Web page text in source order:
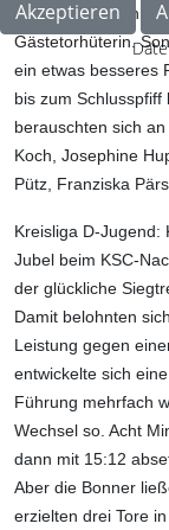
aber vor allem in
Gästetorhüterin.
ein etwas besseres
bis zum
berauschten sich
Koch, Josephine
Pütz, Franziska
Kreisliga D-Jugend:
Jubel beim KSC-
der glückliche
Damit belohnten
Leistung gegen
entwickelte sich
Führung mehrfach
Wechsel so. Acht
dann mit 15:12
Aber die Bonner
erzielten drei Tore
Akzeptieren